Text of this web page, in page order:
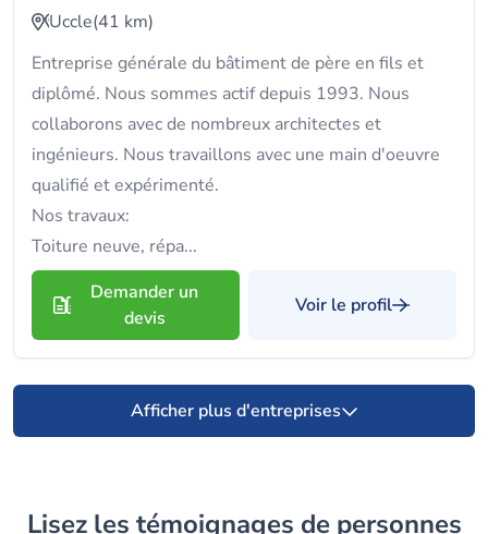
Uccle(41 km)
Entreprise générale du bâtiment de père en fils et
diplômé. Nous sommes actif depuis 1993. Nous
collaborons avec de nombreux architectes et
ingénieurs. Nous travaillons avec une main d'oeuvre
qualifié et expérimenté.
Nos travaux:
Toiture neuve, répa...
Demander un
devis
Voir le profil
Afficher plus d'entreprises
Lisez les témoignages de personnes